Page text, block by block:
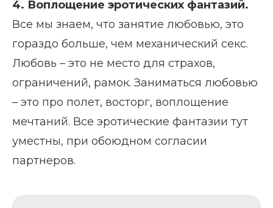
4. Воплощение эротических фантазий.
Все мы знаем, что занятие любовью, это
гораздо больше, чем механический секс.
Любовь – это не место для страхов,
ограничений, рамок. Заниматься любовью
– это про полет, восторг, воплощение
мечтаний. Все эротические фантазии тут
уместны, при обоюдном согласии
партнеров.